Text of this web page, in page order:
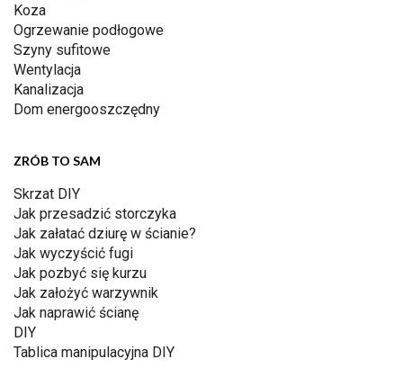
Koza
Ogrzewanie podłogowe
Szyny sufitowe
Wentylacja
Kanalizacja
Dom energooszczędny
ZRÓB TO SAM
Skrzat DIY
Jak przesadzić storczyka
Jak załatać dziurę w ścianie?
Jak wyczyścić fugi
Jak pozbyć się kurzu
Jak założyć warzywnik
Jak naprawić ścianę
DIY
Tablica manipulacyjna DIY